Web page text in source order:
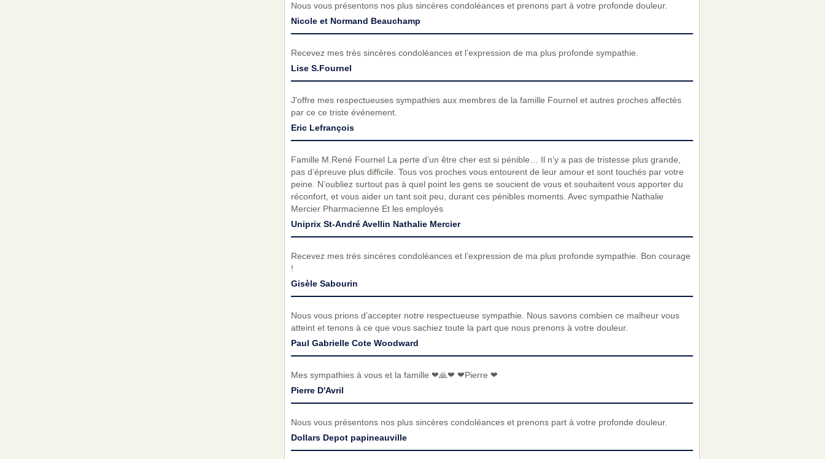
Nous vous présentons nos plus sincères condoléances et prenons part à votre profonde douleur.
Nicole et Normand Beauchamp
Recevez mes très sincères condoléances et l’expression de ma plus profonde sympathie.
Lise S.Fournel
J'offre mes respectueuses sympathies aux membres de la famille Fournel et autres proches affectés
par ce ce triste événement.
Eric Lefrançois
Famille M.René Fournel La perte d’un être cher est si pénible… Il n’y a pas de tristesse plus grande,
pas d’épreuve plus difficile. Tous vos proches vous entourent de leur amour et sont touchés par votre
peine. N’oubliez surtout pas à quel point les gens se soucient de vous et souhaitent vous apporter du
réconfort, et vous aider un tant soit peu, durant ces pénibles moments. Avec sympathie Nathalie
Mercier Pharmacienne Et les employés
Uniprix St-André Avellin Nathalie Mercier
Recevez mes très sincères condoléances et l’expression de ma plus profonde sympathie. Bon courage
!
Gisèle Sabourin
Nous vous prions d’accepter notre respectueuse sympathie. Nous savons combien ce malheur vous
atteint et tenons à ce que vous sachiez toute la part que nous prenons à votre douleur.
Paul Gabrielle Cote Woodward
Mes sympathies à vous et la famille ❤🙏❤ ❤Pierre ❤
Pierre D'Avril
Nous vous présentons nos plus sincères condoléances et prenons part à votre profonde douleur.
Dollars Depot papineauville